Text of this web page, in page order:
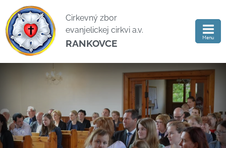
Cirkevný zbor
evanjelickej cirkvi a.v.
RANKOVCE
Menu